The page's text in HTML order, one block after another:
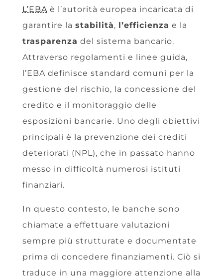
L’EBA è l’autorità europea incaricata di
garantire la stabilità, l’efficienza e la
trasparenza del sistema bancario.
Attraverso regolamenti e linee guida,
l’EBA definisce standard comuni per la
gestione del rischio, la concessione del
credito e il monitoraggio delle
esposizioni bancarie. Uno degli obiettivi
principali è la prevenzione dei crediti
deteriorati (NPL), che in passato hanno
messo in difficoltà numerosi istituti
finanziari.
In questo contesto, le banche sono
chiamate a effettuare valutazioni
sempre più strutturate e documentate
prima di concedere finanziamenti. Ciò si
traduce in una maggiore attenzione alla